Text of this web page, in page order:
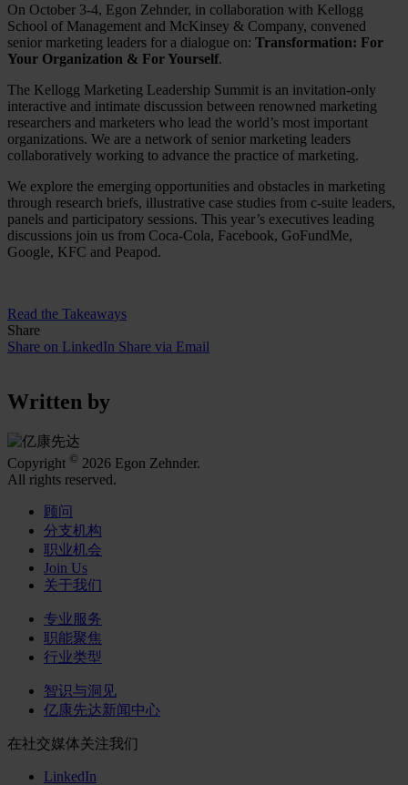
On October 3-4, Egon Zehnder, in collaboration with Kellogg
School of Management and McKinsey & Company, convened
senior marketing leaders for a dialogue on: Transformation: For
Your Organization & For Yourself.
The Kellogg Marketing Leadership Summit is an invitation-only
interactive and intimate discussion between renowned marketing
researchers and marketers who lead the world’s most important
organizations. We are a network of senior marketing leaders
collaboratively working to advance the practice of marketing.
We explore the emerging opportunities and obstacles in marketing
through research briefs, illustrative case studies from c-suite leaders,
panels and participatory sessions. This year’s executives leading
discussions join us from Coca-Cola, Facebook, GoFundMe,
Google, KFC and Peapod.
Read the Takeaways
Share
Share on LinkedIn Share via Email
Written by
Copyright © 2026 Egon Zehnder.
All rights reserved.
顾问
分支机构
职业机会
Join Us
关于我们
专业服务
职能聚焦
行业类型
智识与洞见
亿康先达新闻中心
在社交媒体关注我们
LinkedIn